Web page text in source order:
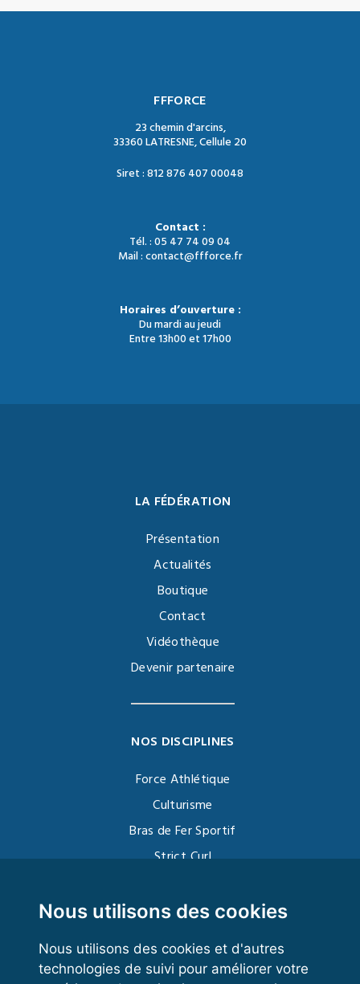
Nous utilisons des cookies
Nous utilisons des cookies et d'autres
technologies de suivi pour améliorer votre
FFFORCE
23 chemin d'arcins,
33360 LATRESNE, Cellule 20
Siret : 812 876 407 00048
Contact :
Tél. : 05 47 74 09 04
Mail : contact@ffforce.fr
Horaires d’ouverture :
Du mardi au jeudi
Entre 13h00 et 17h00
LA FÉDÉRATION
Présentation
Actualités
Boutique
Contact
Vidéothèque
Devenir partenaire
NOS DISCIPLINES
Force Athlétique
Culturisme
Bras de Fer Sportif
Strict Curl
Kettlebell